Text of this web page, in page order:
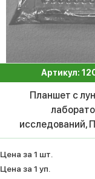
Артикул:
Планшет с
исследований,
«U»-
крышки, стер.,
Цена за 1 шт.
Цена за 1 уп.